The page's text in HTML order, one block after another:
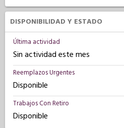
DISPONIBILIDAD Y ESTADO
Última actividad
Sin actividad este mes
Reemplazos Urgentes
Disponible
Trabajos Con Retiro
Disponible